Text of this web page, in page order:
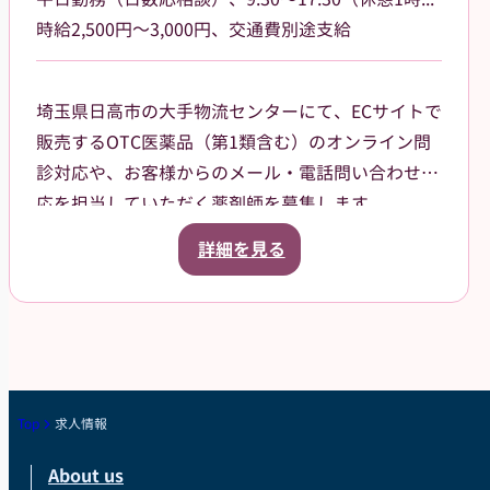
時給2,500円～3,000円、交通費別途支給
埼玉県日高市の大手物流センターにて、ECサイトで
販売するOTC医薬品（第1類含む）のオンライン問
診対応や、お客様からのメール・電話問い合わせ対
応を担当していただく薬剤師を募集します。
勤務は平日のみ、日数や勤務日は応相談。9:30〜
17:30（休憩1時間）で残業もほぼないため、プライ
職場です。
調剤業務や立ち仕事による体への負担を減らし、こ
職場です。
詳細を見る
Top 求人情報
About us